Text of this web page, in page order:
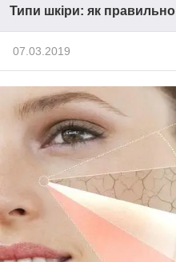
Типи шкіри: як
07.03.2019